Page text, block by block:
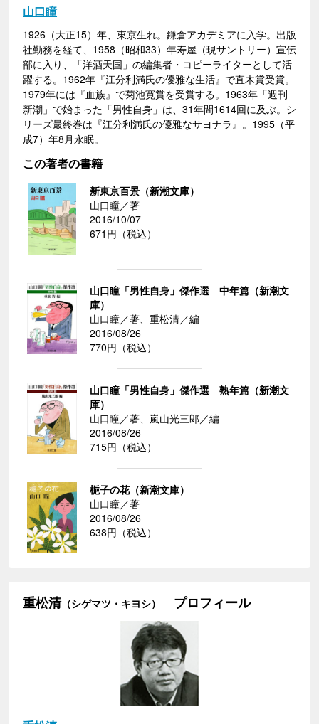
山口瞳
1926（大正15）年、東京生れ。鎌倉アカデミアに入学。出版
社勤務を経て、1958（昭和33）年寿屋（現サントリー）宣伝
部に入り、「洋酒天国」の編集者・コピーライターとして活
躍する。1962年『江分利満氏の優雅な生活』で直木賞受賞。
1979年には『血族』で菊池寛賞を受賞する。1963年「週刊
新潮」で始まった「男性自身」は、31年間1614回に及ぶ。シ
リーズ最終巻は『江分利満氏の優雅なサヨナラ』。1995（平
成7）年8月永眠。
この著者の書籍
新東京百景（新潮文庫）
山口瞳／著
2016/10/07
671円（税込）
山口瞳「男性自身」傑作選 中年篇（新潮文
庫）
山口瞳／著、重松清／編
2016/08/26
770円（税込）
山口瞳「男性自身」傑作選 熟年篇（新潮文
庫）
山口瞳／著、嵐山光三郎／編
2016/08/26
715円（税込）
梔子の花（新潮文庫）
山口瞳／著
2016/08/26
638円（税込）
重松清（シゲマツ・キヨシ） プロフィール